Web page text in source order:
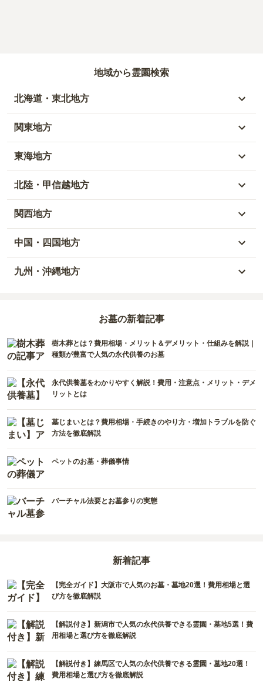
地域から霊園検索
北海道・東北地方
北海道
青森県
秋田県
山形県
宮城県
関東地方
東京都
神奈川県
埼玉県
茨城県
東海地方
愛知県
岐阜県
静岡県
北陸・甲信越地方
富山県
石川県
福井県
長野県
関西地方
大阪府
兵庫県
奈良県
和歌山県
中国・四国地方
岡山県
島根県
香川県
愛媛県
徳島県
九州・沖縄地方
宮崎県
佐賀県
長崎県
鹿児島県
お墓の新着記事
樹木葬とは？費用相場・メリット＆デメリット・仕組みを解説｜
種類が豊富で人気の永代供養のお墓
永代供養墓をわかりやすく解説！費用・注意点・メリット・デメ
リットとは
墓じまいとは？費用相場・手続きのやり方・増加トラブルを防ぐ
方法を徹底解説
ペットのお墓・葬儀事情
バーチャル法要とお墓参りの実態
新着記事
【完全ガイド】大阪市で人気のお墓・墓地20選！費用相場と選
び方を徹底解説
【解説付き】新潟市で人気の永代供養できる霊園・墓地5選！費
用相場と選び方を徹底解説
【解説付き】練馬区で人気の永代供養できる霊園・墓地20選！
費用相場と選び方を徹底解説